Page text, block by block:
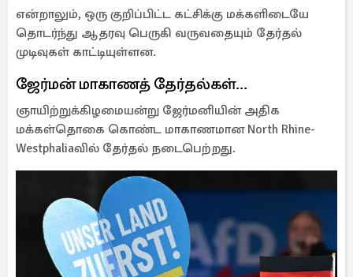
என்றாலும், ஒரு குறிப்பிட்ட கட்சிக்கு மக்களிடையே
தொடர்ந்து ஆதரவு பெருகி வருவதையும் தேர்தல்
முடிவுகள் காட்டியுள்ளன.
ஜேர்மன் மாகாணத் தேர்தல்கள்...
ஞாயிற்றுக்கிழமையன்று ஜேர்மனியின் அதிக
மக்கள்தொகை கொண்ட மாகாணமான North Rhine-
Westphaliaவில் தேர்தல் நடைபெற்றது.